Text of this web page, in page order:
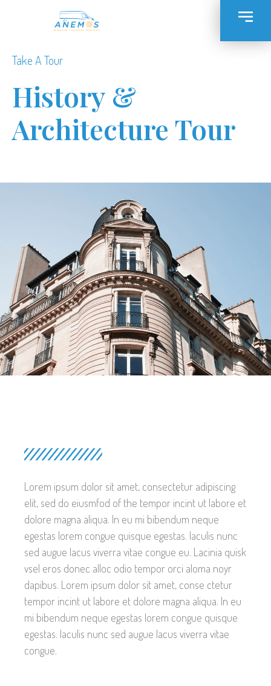
Take A Tour
History &
Architecture Tour
Lorem ipsum dolor sit amet, consectetur adipiscing
elit, sed do eiusmfod of the tempor incint ut labore et
dolore magna aliqua. In eu mi bibendum neque
egestas lorem congue quisque egestas. Iaculis nunc
sed augue lacus viverra vitae congue eu. Lacinia quisk
vsel eros donec alloc odio tempor orci aloma noyr
dapibus. Lorem ipsum dolor sit amet, conse ctetur
tempor incint ut labore et dolore magna aliqua. In eu
mi bibendum neque egestas lorem congue quisque
egestas. Iaculis nunc sed augue lacus viverra vitae
congue.